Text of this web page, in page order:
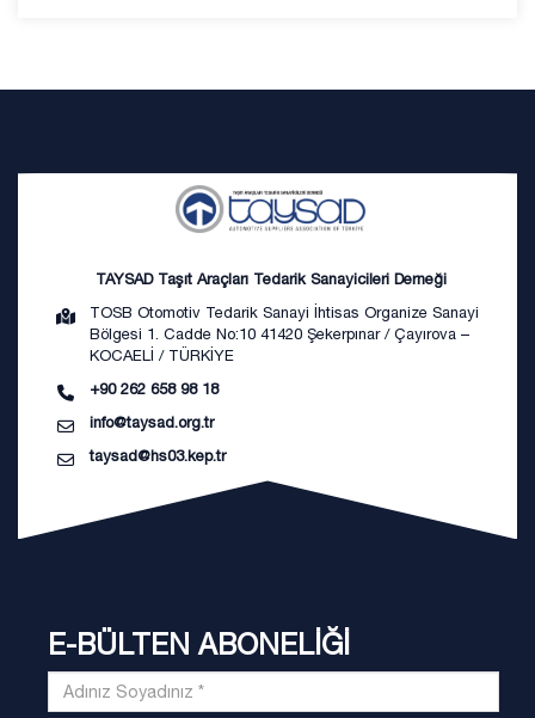
TAYSAD Taşıt Araçları Tedarik Sanayicileri Derneği
TOSB Otomotiv Tedarik Sanayi İhtisas Organize Sanayi
Bölgesi 1. Cadde No:10 41420 Şekerpınar / Çayırova –
KOCAELİ / TÜRKİYE
+90 262 658 98 18
info@taysad.org.tr
taysad@hs03.kep.tr
E-BÜLTEN ABONELİĞİ